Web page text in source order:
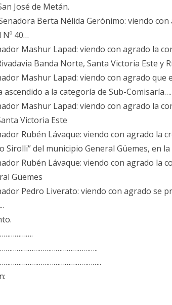
José de Metán.
Berta Nélida Gerónimo: viendo
40…
Mashur Lapad: viendo con agrado la
Banda Norte, Santa Victoria Este y
Mashur Lapad: viendo con agrado
ascendido a la categoría de Sub-
Mashur Lapad: viendo con agrado la
Santa Victoria Este
Rubén Lávaque: viendo con agrado
Sirolli” del municipio General Güemes, en
Rubén Lávaque: viendo con agrado la
Güemes
Pedro Liverato: viendo con agrado